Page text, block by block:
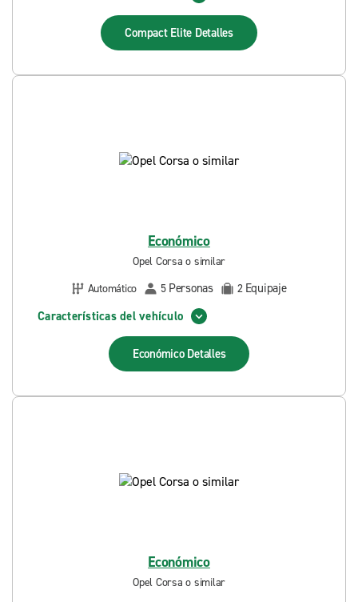
Compact Elite Detalles
Económico
Opel Corsa o similar
Automático
5 Personas 2 Equipaje
Características del vehículo
Económico Detalles
Económico
Opel Corsa o similar